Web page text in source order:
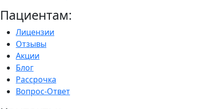
Пациентам:
Лицензии
Отзывы
Акции
Блог
Рассрочка
Вопрос-Ответ